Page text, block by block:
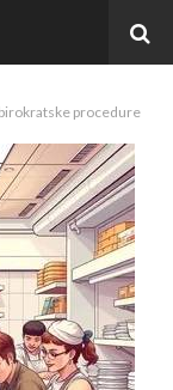
birokratske procedure